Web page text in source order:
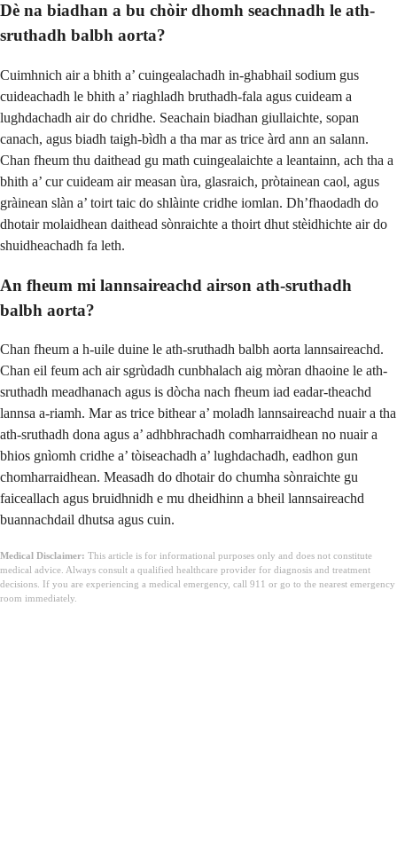
Dè na biadhan a bu chòir dhomh seachnadh le ath-
sruthadh balbh aorta?
Cuimhnich air a bhith a’ cuingealachadh in-ghabhail sodium gus
cuideachadh le bhith a’ riaghladh bruthadh-fala agus cuideam a
lughdachadh air do chridhe. Seachain biadhan giullaichte, sopan
canach, agus biadh taigh-bìdh a tha mar as trice àrd ann an salann.
Chan fheum thu daithead gu math cuingealaichte a leantainn, ach tha a
bhith a’ cur cuideam air measan ùra, glasraich, pròtainean caol, agus
gràinean slàn a’ toirt taic do shlàinte cridhe iomlan. Dh’fhaodadh do
dhotair molaidhean daithead sònraichte a thoirt dhut stèidhichte air do
shuidheachadh fa leth.
An fheum mi lannsaireachd airson ath-sruthadh
balbh aorta?
Chan fheum a h-uile duine le ath-sruthadh balbh aorta lannsaireachd.
Chan eil feum ach air sgrùdadh cunbhalach aig mòran dhaoine le ath-
sruthadh meadhanach agus is dòcha nach fheum iad eadar-theachd
lannsa a-riamh. Mar as trice bithear a’ moladh lannsaireachd nuair a tha
ath-sruthadh dona agus a’ adhbhrachadh comharraidhean no nuair a
bhios gnìomh cridhe a’ tòiseachadh a’ lughdachadh, eadhon gun
chomharraidhean. Measadh do dhotair do chumha sònraichte gu
faiceallach agus bruidhnidh e mu dheidhinn a bheil lannsaireachd
buannachdail dhutsa agus cuin.
Medical Disclaimer: This article is for informational purposes only and does not constitute
medical advice. Always consult a qualified healthcare provider for diagnosis and treatment
decisions. If you are experiencing a medical emergency, call 911 or go to the nearest emergency
room immediately.